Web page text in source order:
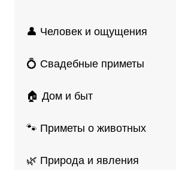
👤 Человек и ощущения
💍 Свадебные приметы
🏠 Дом и быт
🐾 Приметы о животных
🌿 Природа и явления